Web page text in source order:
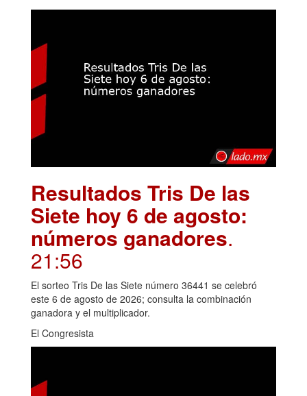
Resultados Tris De las
Siete hoy 6 de agosto:
números ganadores.
21:56
El sorteo Tris De las Siete número 36441 se celebró
este 6 de agosto de 2026; consulta la combinación
ganadora y el multiplicador.
El Congresista